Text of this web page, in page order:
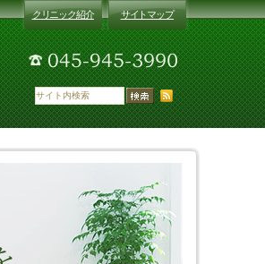
クリニック紹介 サイトマップ